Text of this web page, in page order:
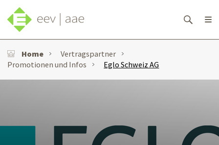
Home
Vertragspartner
Promotionen und Infos
Eglo Schweiz AG